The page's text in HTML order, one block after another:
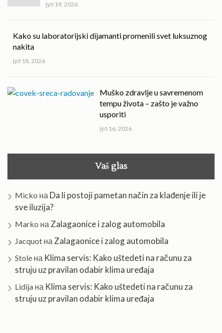
јул 19, 2026
Kako su laboratorijski dijamanti promenili svet luksuznog
nakita
јул 18, 2026
Muško zdravlje u savremenom
tempu života – zašto je važno
usporiti
јул 16, 2026
Vaš glas
Micko на Da li postoji pametan način za klađenje ili je
sve iluzija?
Marko на Zalagaonice i zalog automobila
Jacquot на Zalagaonice i zalog automobila
Stole на Klima servis: Kako uštedeti na računu za
struju uz pravilan odabir klima uređaja
Lidija на Klima servis: Kako uštedeti na računu za
struju uz pravilan odabir klima uređaja